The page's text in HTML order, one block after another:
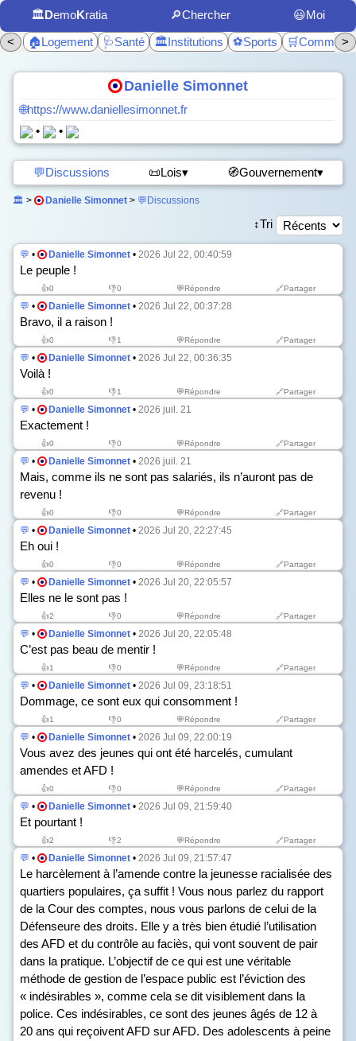
🏛️DemoKratia 🔎Chercher
😃Moi
<
🏠Logement 🩺Santé 🏛️Institutions ⚽Sports >
Danielle Simonnet
🌐https://www.daniellesimonnet.fr
•
•
💬Discussions 📜Lois▾ 🧭Gouvernement▾
🏛️ > Danielle Simonnet > 💬Discussions
↕️Tri
💬 • Danielle Simonnet • 2026 Jul 22, 00:40:59
Le peuple !
👍0 👎0 💬Répondre 🔗Partager
💬 • Danielle Simonnet • 2026 Jul 22, 00:37:28
Bravo, il a raison !
👍0 👎1 💬Répondre 🔗Partager
💬 • Danielle Simonnet • 2026 Jul 22, 00:36:35
Voilà !
👍0 👎1 💬Répondre 🔗Partager
💬 • Danielle Simonnet • 2026 juil. 21
Exactement !
👍0 👎0 💬Répondre 🔗Partager
💬 • Danielle Simonnet • 2026 juil. 21
Mais, comme ils ne sont pas salariés, ils n’auront pas de
revenu !
👍0 👎0 💬Répondre 🔗Partager
💬 • Danielle Simonnet • 2026 Jul 20, 22:27:45
Eh oui !
👍0 👎0 💬Répondre 🔗Partager
💬 • Danielle Simonnet • 2026 Jul 20, 22:05:57
Elles ne le sont pas !
👍2 👎0 💬Répondre 🔗Partager
💬 • Danielle Simonnet • 2026 Jul 20, 22:05:48
C’est pas beau de mentir !
👍1 👎0 💬Répondre 🔗Partager
💬 • Danielle Simonnet • 2026 Jul 09, 23:18:51
Dommage, ce sont eux qui consomment !
👍1 👎0 💬Répondre 🔗Partager
💬 • Danielle Simonnet • 2026 Jul 09, 22:00:19
Vous avez des jeunes qui ont été harcelés, cumulant
amendes et AFD !
👍0 👎0 💬Répondre 🔗Partager
💬 • Danielle Simonnet • 2026 Jul 09, 21:59:40
Et pourtant !
👍2 👎2 💬Répondre 🔗Partager
💬 • Danielle Simonnet • 2026 Jul 09, 21:57:47
Le harcèlement à l’amende contre la jeunesse racialisée des
quartiers populaires, ça suffit ! Vous nous parlez du rapport
de la Cour des comptes, nous vous parlons de celui de la
Défenseure des droits. Elle y a très bien étudié l’utilisation
des AFD et du contrôle au faciès, qui vont souvent de pair
dans la pratique. L’objectif de ce qui est une véritable
méthode de gestion de l’espace public est l’éviction des
« indésirables », comme cela se dit visiblement dans la
police. Ces indésirables, ce sont des jeunes âgés de 12 à
20 ans qui reçoivent AFD sur AFD. Des adolescents à peine